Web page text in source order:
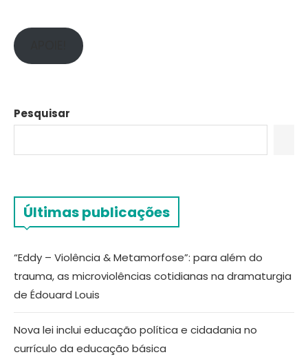
Pesquisar
Últimas publicações
“Eddy – Violência & Metamorfose”: para além do
trauma, as microviolências cotidianas na dramaturgia
de Édouard Louis
Nova lei inclui educação política e cidadania no
currículo da educação básica